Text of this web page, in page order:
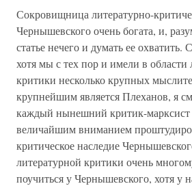
Сокровищница литературно-
Чернышевского очень богата, и,
статье нечего и думать ее охватить.
хотя мы с тех пор и имели в области
критики несколько крупных
крупнейшим является Плеханов, я
каждый нынешний критик-марксист
величайшим вниманием
критическое наследие
литературной критики очень
поучиться у Чернышевского, хотя у